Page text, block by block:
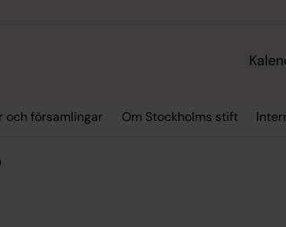
och församlingar Om Stockholms stift